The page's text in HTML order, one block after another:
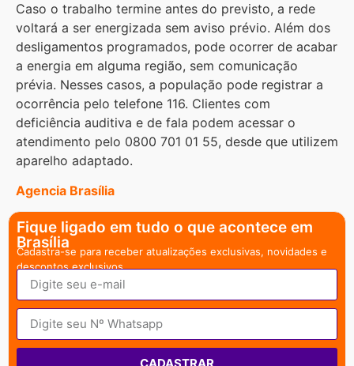
Caso o trabalho termine antes do previsto, a rede
voltará a ser energizada sem aviso prévio. Além dos
desligamentos programados, pode ocorrer de acabar
a energia em alguma região, sem comunicação
prévia. Nesses casos, a população pode registrar a
ocorrência pelo telefone 116. Clientes com
deficiência auditiva e de fala podem acessar o
atendimento pelo 0800 701 01 55, desde que utilizem
aparelho adaptado.
Agencia Brasília
Fique ligado em tudo o que acontece em
Brasília
Cadastra-se para receber atualizações exclusivas, novidades e
descontos exclusivos.